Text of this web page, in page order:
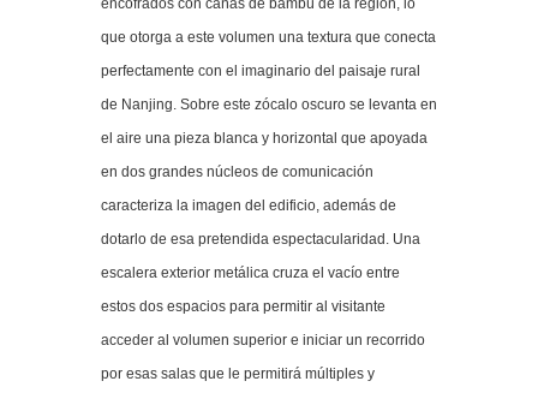
que otorga a este volumen una textura que conecta
perfectamente con el imaginario del paisaje rural
de Nanjing. Sobre este zócalo oscuro se levanta en
el aire una pieza blanca y horizontal que apoyada
en dos grandes núcleos de comunicación
caracteriza la imagen del edificio, además de
dotarlo de esa pretendida espectacularidad. Una
escalera exterior metálica cruza el vacío entre
estos dos espacios para permitir al visitante
acceder al volumen superior e iniciar un recorrido
por esas salas que le permitirá múltiples y